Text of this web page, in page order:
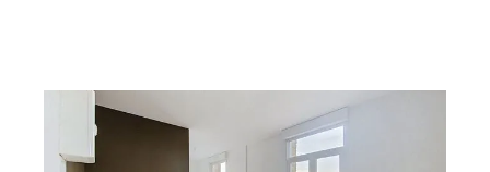
CHOLET 49
40,09 m
Ref : 5766